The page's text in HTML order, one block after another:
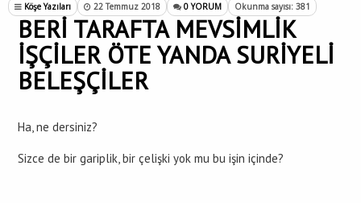
Köşe Yazıları 22 Temmuz 2018 0 YORUM Okunma sayısı: 381
BERİ TARAFTA MEVSİMLİK
İŞÇİLER ÖTE YANDA SURİYELİ
BELEŞÇİLER
Ha, ne dersiniz?
Sizce de bir gariplik, bir çelişki yok mu bu işin içinde?